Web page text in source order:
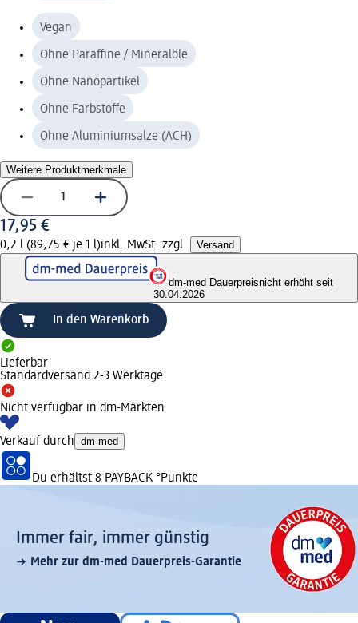
Vegan
Ohne Paraffine / Mineralöle
Ohne Nanopartikel
Ohne Farbstoffe
Ohne Aluminiumsalze (ACH)
Weitere Produktmerkmale
17,95 €
0,2 l (89,75 € je 1 l)inkl. MwSt. zzgl. Versand
dm-med Dauerpreisnicht erhöht seit
30.04.2026
In den Warenkorb
Lieferbar
Standardversand 2-3 Werktage
Nicht verfügbar in dm-Märkten
Verkauf durch dm-med
Du erhältst 8 PAYBACK °Punkte
Immer fair,­ immer günstig
Mehr zur dm-med Dauerpreis-Garantie